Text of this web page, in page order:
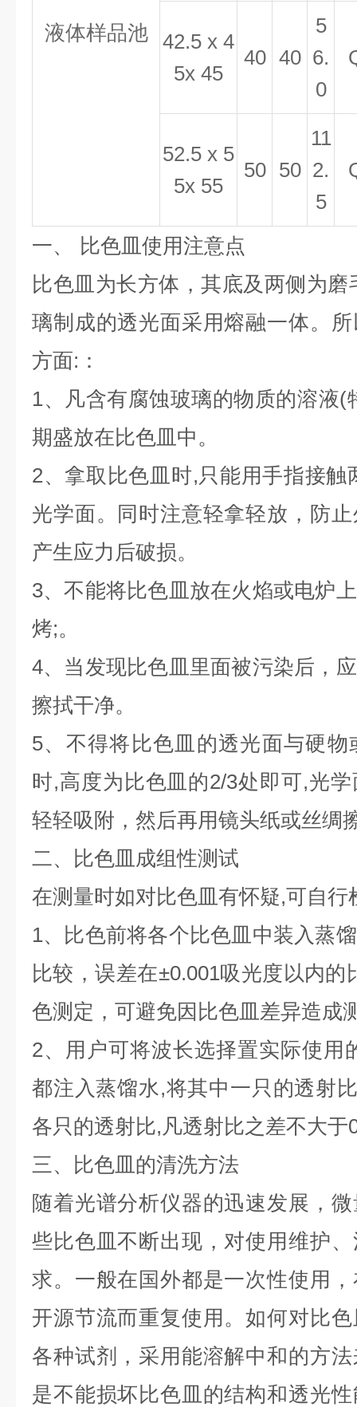
液体样品池
42.5 x 4
5x 45
40 40
5
6.
0
52.5 x 5
5x 55
50 50
11
2.
5
一、
比色皿使用注意点
比色皿为长方体，其底及两侧为磨
璃制成的透光面采用熔融一体。
方面: ：
1、凡含有腐蚀玻璃的物质的溶液(
期盛放在比色皿中。
2、拿取比色皿时,只能用手指接触
光学面。同时注意轻拿轻放，防
产生应力后破损。
3、不能将比色皿放在火焰或电炉
烤;。
4、当发现比色皿里面被污染后，
擦拭干净。
5、不得将比色皿的透光面与硬
时,高度为比色皿的2/3处即可,光
轻轻吸附，然后再用镜头纸或丝绸
二、比色皿成组性测试
在测量时如对比色皿有怀疑,可自行
1、比色前将各个比色皿中装入蒸
比较，误差在±0.001吸光度以内的
色测定，可避免因比色皿差异造成
2、用户可将波长选择置实际使用
都注入蒸馏水,将其中一只的透射
各只的透射比,凡透射比之差不大于
三、比色皿的清洗方法
随着光谱分析仪器的迅速发展，
些比色皿不断出现，对使用维护
求。一般在国外都是一次性使用
开源节流而重复使用。如何对比
各种试剂，采用能溶解中和的方
是不能损坏比色皿的结构和透光